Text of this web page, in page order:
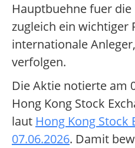
Hauptbuehne fuer
zugleich ein wichtiger
internationale
verfolgen.
Die Aktie notierte am
Hong Kong Stock
laut Hong Kong Stock
07.06.2026. Damit